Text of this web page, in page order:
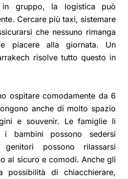
gruppo, la logistica può
Cercare più taxi, sistemare
che nessuno rimanga
piacere alla giornata. Un
risolve tutto questo in
ospitare comodamente da 6
anche di molto spazio
e souvenir. Le famiglie li
i bambini possono sedersi
possono rilassarsi
al sicuro e comodi. Anche gli
possibilità di chiacchierare,